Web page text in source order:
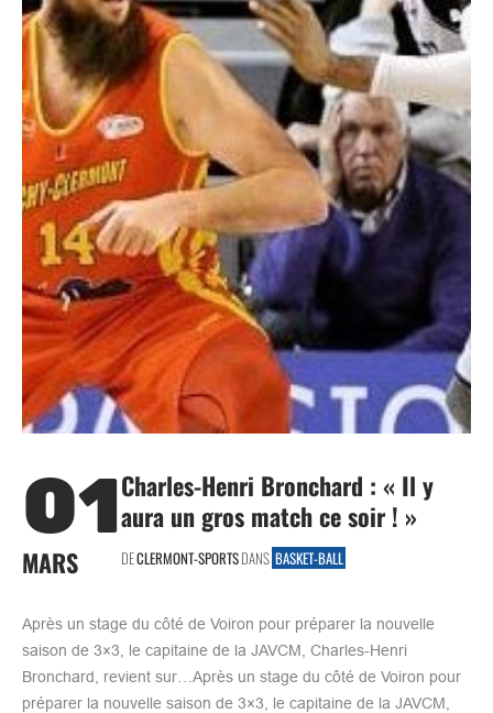
01
MARS
Charles-Henri Bronchard : « Il y
aura un gros match ce soir ! »
DECLERMONT-SPORTSDANS BASKET-BALL
Après un stage du côté de Voiron pour préparer la nouvelle
saison de 3×3, le capitaine de la JAVCM, Charles-Henri
Bronchard, revient sur…Après un stage du côté de Voiron pour
préparer la nouvelle saison de 3×3, le capitaine de la JAVCM,